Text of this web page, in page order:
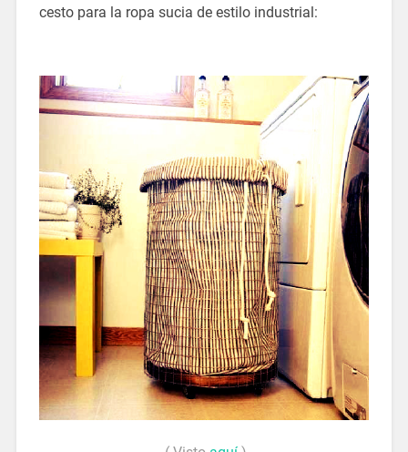
cesto para la ropa sucia de estilo industrial: